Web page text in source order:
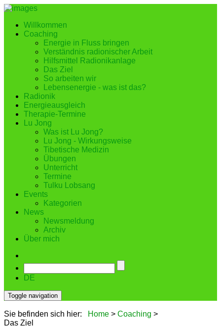
Willkommen
Coaching
Energie in Fluss bringen
Verständnis radionischer Arbeit
Hilfsmittel Radionikanlage
Das Ziel
So arbeiten wir
Lebensenergie - was ist das?
Radionik
Energieausgleich
Therapie-Termine
Lu Jong
Was ist Lu Jong?
Lu Jong - Wirkungsweise
Tibetische Medizin
Übungen
Unterricht
Termine
Tulku Lobsang
Events
Kategorien
News
Newsmeldung
Archiv
Über mich
DE
Toggle navigation
Sie befinden sich hier: Home > Coaching >
Das Ziel